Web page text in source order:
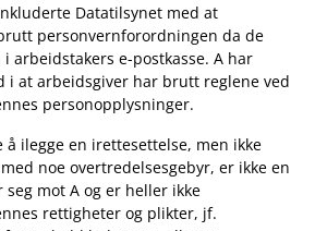
Datatilsynet med at
personvernforordningen da de
arbeidstakers e-postkasse. A har
i at arbeidsgiver har brutt reglene ved
personopplysninger.
å ilegge en irettesettelse, men ikke
noe overtredelsesgebyr, er ikke en
mot A og er heller ikke
rettigheter og plikter, jf.